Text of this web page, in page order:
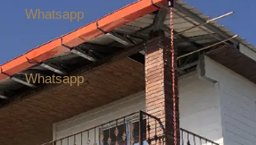
Whatsapp
Whatsapp